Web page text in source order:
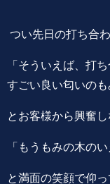
つい先日の打ち合
「そういえば、打
すごい良い匂いのも
とお客様から興奮
「もうもみの木の
と満面の笑顔で仰